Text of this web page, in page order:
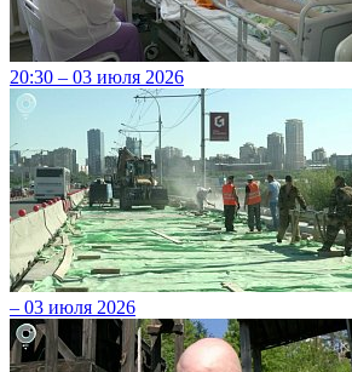
20:30 – 03 июля 2026
– 03 июля 2026